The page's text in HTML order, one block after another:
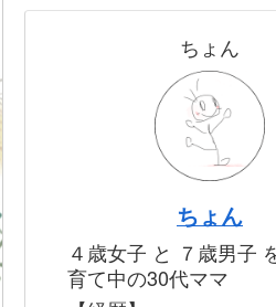
ちょん
ちょん
４歳女子 と ７歳男子
育て中の30代ママ